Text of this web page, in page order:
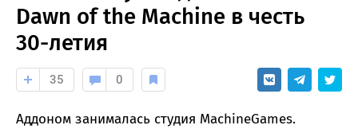
Dawn of the Machine в честь
30-летия
35 0
Аддоном занималась студия MachineGames.